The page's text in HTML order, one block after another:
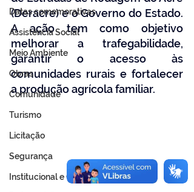
Datas comemorativas
Assistência Social
Meio Ambiente
Obras
Comunidade
Turismo
Licitação
Segurança
Institucional e Governo
(Deracre) e o Governo do Estado.
A ação tem como objetivo
melhorar a trafegabilidade,
garantir o acesso às
comunidades rurais e fortalecer
a produção agrícola familiar.